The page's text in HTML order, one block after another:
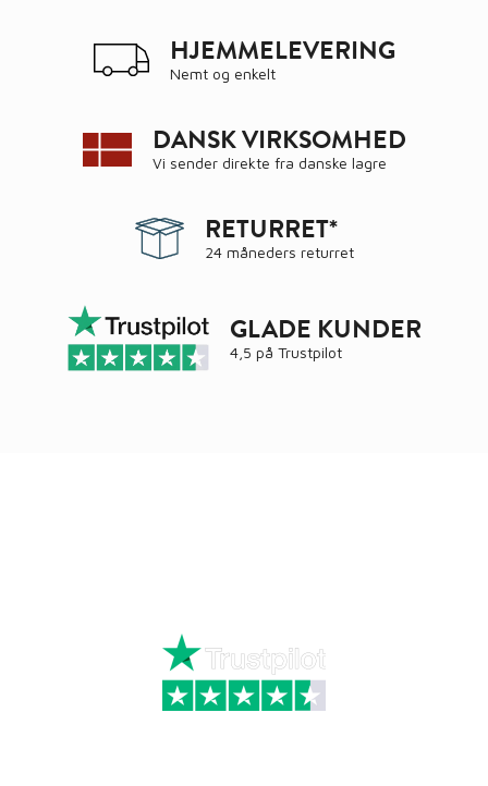
HJEMMELEVERING
Nemt og enkelt
DANSK VIRKSOMHED
Vi sender direkte fra danske lagre
RETURRET*
24 måneders returret
GLADE KUNDER
4,5 på Trustpilot